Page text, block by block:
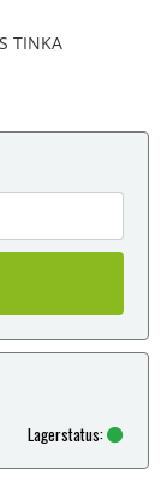
TINKA
Lagerstatus: